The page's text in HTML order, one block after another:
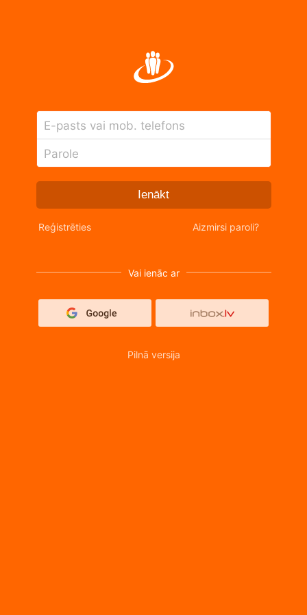
E-pasts vai mob. telefons
Parole
Ienākt
Reģistrēties Aizmirsi paroli?
Vai ienāc ar
Pilnā versija